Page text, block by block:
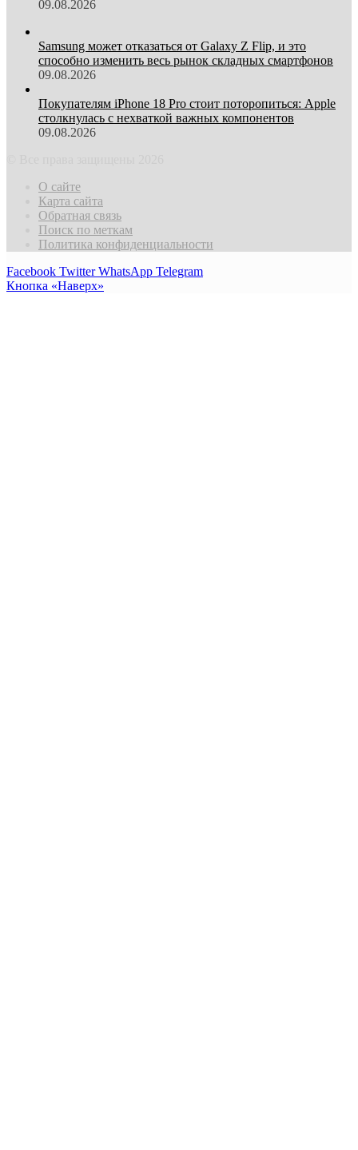
09.08.2026
Samsung может отказаться от Galaxy Z Flip, и это
способно изменить весь рынок складных смартфонов
09.08.2026
Покупателям iPhone 18 Pro стоит поторопиться: Apple
столкнулась с нехваткой важных компонентов
09.08.2026
О сайте
Карта сайта
Обратная связь
Поиск по меткам
Политика конфиденциальности
Facebook Twitter WhatsApp Telegram
Кнопка «Наверх»